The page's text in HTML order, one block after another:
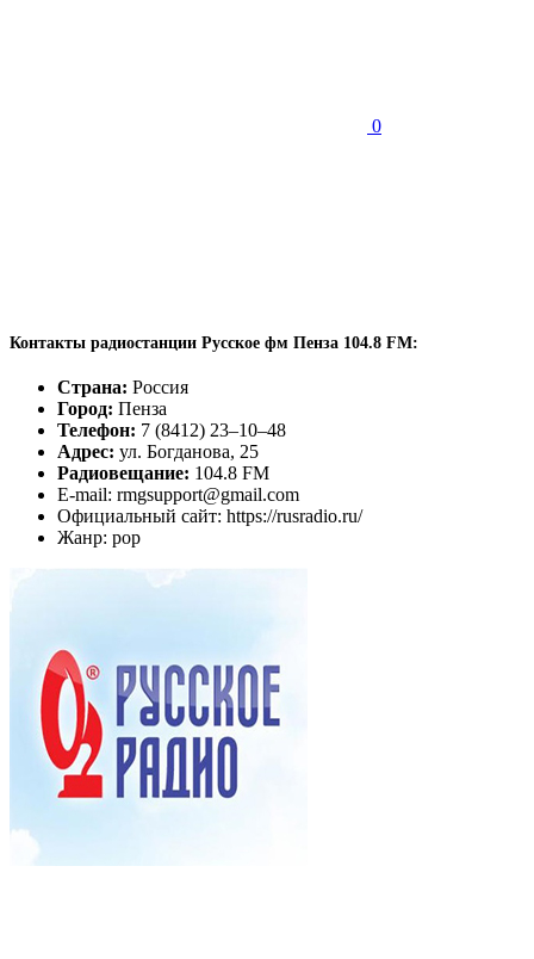
0
Контакты радиостанции Русское фм Пенза 104.8 FM:
Страна: Россия
Город: Пенза
Телефон: 7 (8412) 23–10–48
Адрес: ул. Богданова, 25
Радиовещание: 104.8 FM
E-mail: rmgsupport@gmail.com
Официальный сайт: https://rusradio.ru/
Жанр: pop